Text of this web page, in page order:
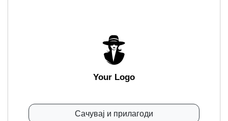
Your Logo
Сачувај и прилагоди